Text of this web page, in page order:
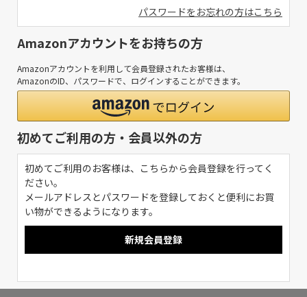
パスワードをお忘れの方はこちら
Amazonアカウントをお持ちの方
Amazonアカウントを利用して会員登録されたお客様は、
AmazonのID、パスワードで、ログインすることができます。
初めてご利用の方・会員以外の方
初めてご利用のお客様は、こちらから会員登録を行ってく
ださい。
メールアドレスとパスワードを登録しておくと便利にお買
い物ができるようになります。